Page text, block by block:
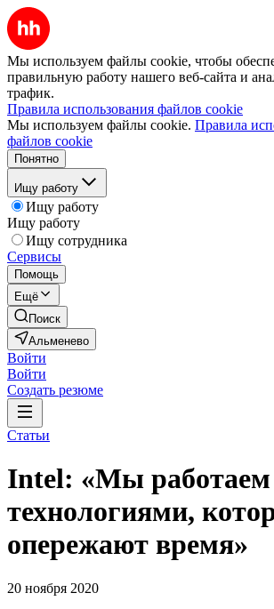
Мы используем файлы cookie, чтобы
правильную работу нашего веб-сайта и
трафик.
Правила использования файлов cookie
Мы используем файлы cookie. Правила
файлов cookie
Понятно
Ищу работу
Ищу работу
Ищу работу
Ищу сотрудника
Сервисы
Помощь
Ещё
Поиск
Альменево
Войти
Войти
Создать резюме
Статьи
Intel: «Мы работаем
технологиями,
опережают время»
20 ноября 2020